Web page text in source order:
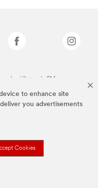
to enhance site
you advertisements
Cookies
tilhørende 3M.